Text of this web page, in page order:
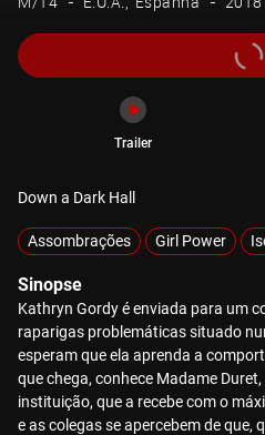
Trailer
Down a Dark Hall
Assombrações Girl Power
Sinopse
Kathryn Gordy é enviada para um
raparigas problemáticas situado
esperam que ela aprenda a
que chega, conhece Madame
instituição, que a recebe com o
e as colegas se apercebem de que,